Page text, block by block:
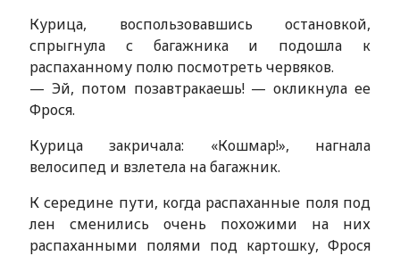
Курица, воспользовавшись остановкой,
спрыгнула с багажника и подошла к
распаханному полю посмотреть червяков.
— Эй, потом позавтракаешь! — окликнула ее
Фрося.
Курица закричала: «Кошмар!», нагнала
велосипед и взлетела на багажник.
К середине пути, когда распаханные поля под
лен сменились очень похожими на них
распаханными полями под картошку, Фрося